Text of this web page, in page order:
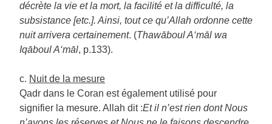
décrète la vie et la mort, la facilité et la difficulté, la
subsistance [etc.]. Ainsi, tout ce qu’Allah ordonne cette
nuit arrivera certainement. (Thawāboul A‘māl wa
Iqāboul A‘māl, p.133).
c. Nuit de la mesure
Qadr dans le Coran est également utilisé pour
signifier la mesure. Allah dit :Et il n’est rien dont Nous